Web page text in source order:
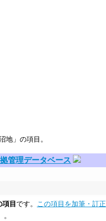
沼地」の項目。
管理データベース
目 です。 この項目を加筆・訂正
。